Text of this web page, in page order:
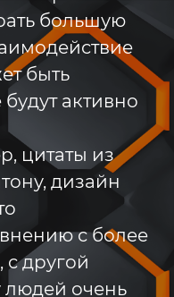
большую
быть
активно
цитаты из
дизайн
с более
другой
людей очень